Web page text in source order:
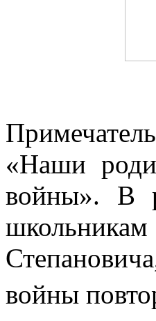
«Наши
войны». В
войны